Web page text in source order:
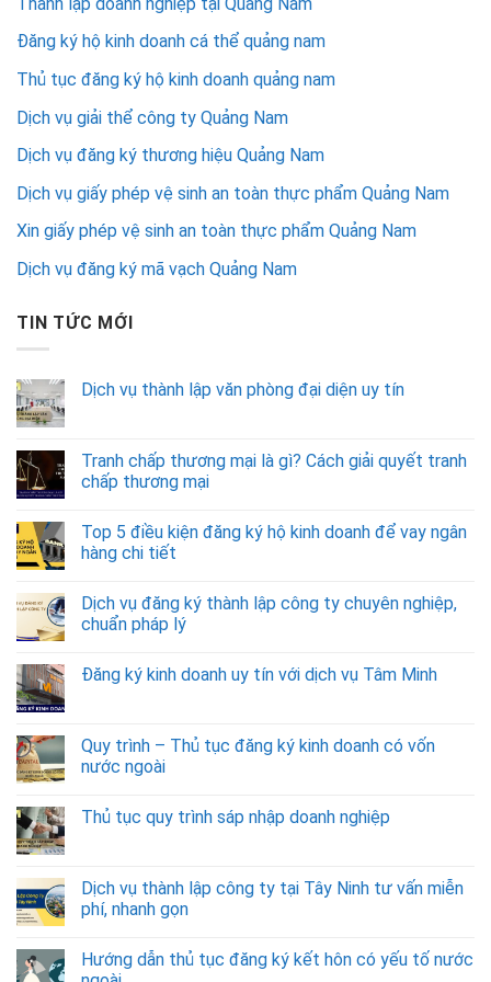
Đăng ký hộ kinh doanh cá thể quảng nam
Thủ tục đăng ký hộ kinh doanh quảng nam
Dịch vụ giải thể công ty Quảng Nam
Dịch vụ đăng ký thương hiệu Quảng Nam
Dịch vụ giấy phép vệ sinh an toàn thực phẩm Quảng Nam
Xin giấy phép vệ sinh an toàn thực phẩm Quảng Nam
Dịch vụ đăng ký mã vạch Quảng Nam
TIN TỨC MỚI
Dịch vụ thành lập văn phòng đại diện uy tín
Tranh chấp thương mại là gì? Cách giải quyết tranh
chấp thương mại
Top 5 điều kiện đăng ký hộ kinh doanh để vay ngân
hàng chi tiết
Dịch vụ đăng ký thành lập công ty chuyên nghiệp,
chuẩn pháp lý
Đăng ký kinh doanh uy tín với dịch vụ Tâm Minh
Quy trình – Thủ tục đăng ký kinh doanh có vốn
nước ngoài
Thủ tục quy trình sáp nhập doanh nghiệp
Dịch vụ thành lập công ty tại Tây Ninh tư vấn miễn
phí, nhanh gọn
Hướng dẫn thủ tục đăng ký kết hôn có yếu tố nước